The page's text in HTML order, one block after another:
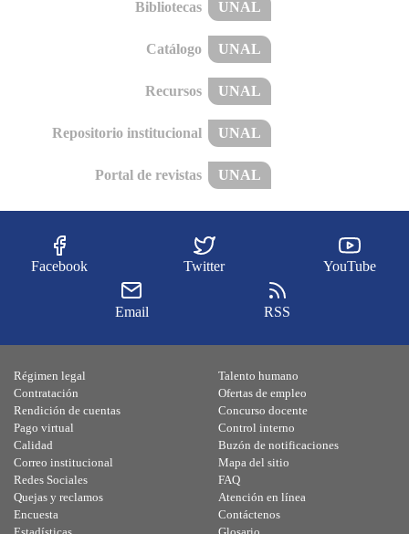
Bibliotecas UNAL
Catálogo UNAL
Recursos UNAL
Repositorio institucional UNAL
Portal de revistas UNAL
Facebook Twitter YouTube
Email RSS
Régimen legal
Contratación
Rendición de cuentas
Pago virtual
Calidad
Talento humano
Ofertas de empleo
Concurso docente
Control interno
Buzón de notificaciones
Correo institucional
Redes Sociales
Quejas y reclamos
Encuesta
Mapa del sitio
FAQ
Atención en línea
Contáctenos